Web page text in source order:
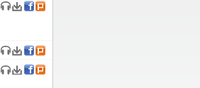
電視劇《太古神王》原